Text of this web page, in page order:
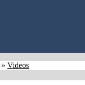
» Videos